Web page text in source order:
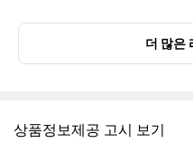
더 많은
상품정보제공 고시 보기